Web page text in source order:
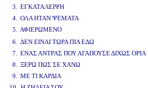
3. ΕΓΚΑΤΑΛΕΙΨΗ
4. ΟΛΑ ΗΤΑΝ ΨΕΜΑΤΑ
5. ΑΦΙΕΡΩΜΕΝΟ
6. ΔΕΝ ΕΙΝΑΙ ΤΩΡΑ ΠΙΑ ΕΔΩ
7. ΕΝΑΣ ΑΝΤΡΑΣ ΠΟΥ ΑΓΑΠΟΥΣΕ ΔΙΧΩΣ ΟΡΙΑ
8. ΞΕΡΩ ΠΩΣ ΣΕ ΧΑΝΩ
9. ΜΕ ΤΙ ΚΑΡΔΙΑ